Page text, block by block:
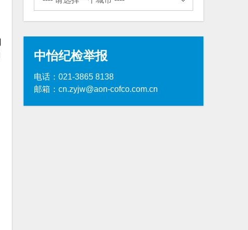
中怡纪检举报
电话：021-3865 8138
邮箱：cn.zyjw@aon-cofco.com.cn